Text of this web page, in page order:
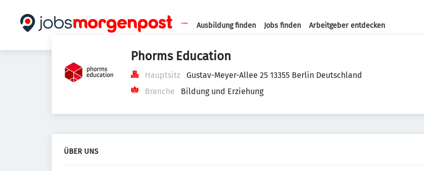
Haupt-Navigation
Ausbildung finden Jobs finden Arbeitgeber entdecken
Phorms Education
Hauptsitz
Gustav-Meyer-Allee 25 13355 Berlin Deutschland
Branche
Bildung und Erziehung
ÜBER UNS